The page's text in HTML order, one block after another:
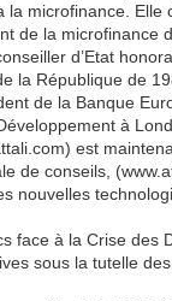
la microfinance. Elle
de la microfinance
d’Etat
la République de
de la Banque
à
est
de conseils,
nouvelles
face à la Crise des
sous la tutelle